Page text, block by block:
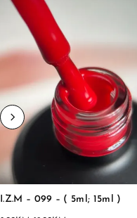
I.Z.M – 099 – ( 5ml; 15ml )